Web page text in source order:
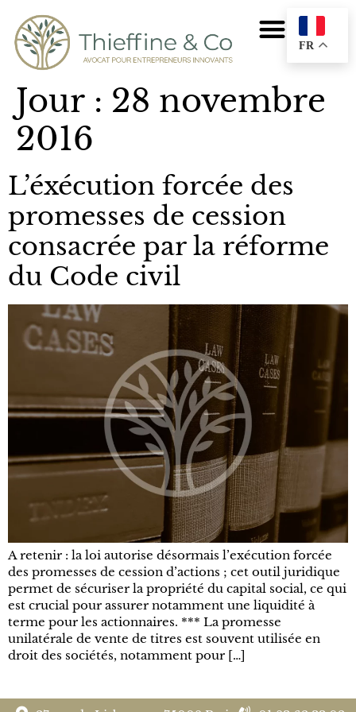
FR
Jour : 28 novembre
2016
L’éxécution forcée des
promesses de cession
consacrée par la réforme
du Code civil
A retenir : la loi autorise désormais l’exécution forcée
des promesses de cession d’actions ; cet outil juridique
permet de sécuriser la propriété du capital social, ce qui
est crucial pour assurer notamment une liquidité à
terme pour les actionnaires. *** La promesse
unilatérale de vente de titres est souvent utilisée en
droit des sociétés, notamment pour […]